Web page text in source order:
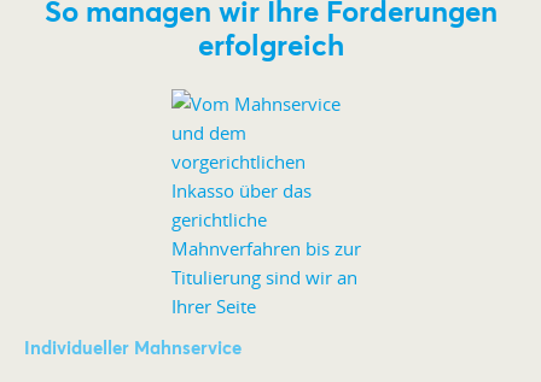
So managen wir Ihre Forderungen
erfolgreich
Individueller Mahnservice